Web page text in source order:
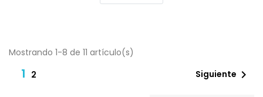
Mostrando 1-8 de 11 artículo(s)
1 2 Siguiente 